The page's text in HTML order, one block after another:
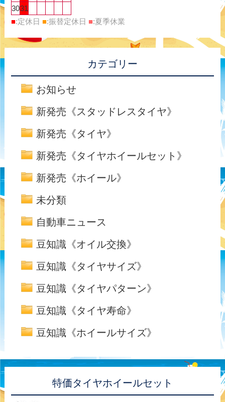
3031
■:定休日 ■:振替定休日 ■:夏季休業
カテゴリー
お知らせ
新発売《スタッドレスタイヤ》
新発売《タイヤ》
新発売《タイヤホイールセット》
新発売《ホイール》
未分類
自動車ニュース
豆知識《オイル交換》
豆知識《タイヤサイズ》
豆知識《タイヤパターン》
豆知識《タイヤ寿命》
豆知識《ホイールサイズ》
特価タイヤホイールセット